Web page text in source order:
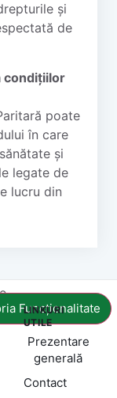
și
de
condițiilor
poate
în care
și
legate de
lucru din
Funcționalitate
LINKURI
UTILE
Prezentare
generală
Contact